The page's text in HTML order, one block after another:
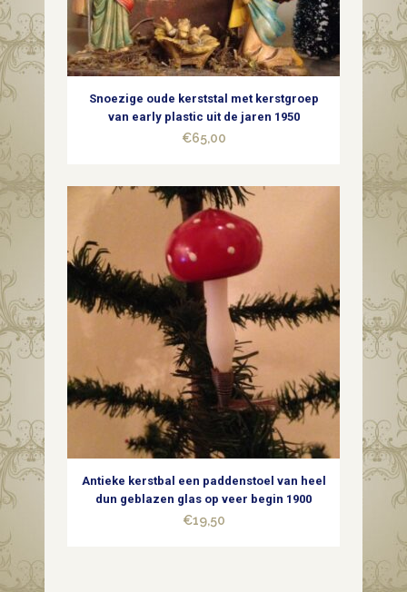
Snoezige oude kerststal met kerstgroep
van early plastic uit de jaren 1950
€65,00
Antieke kerstbal een paddenstoel van heel
dun geblazen glas op veer begin 1900
€19,50